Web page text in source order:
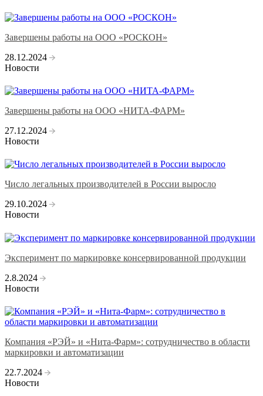
Завершены работы на ООО «РОСКОН»
28.12.2024
Новости
Завершены работы на ООО «НИТА-ФАРМ»
27.12.2024
Новости
Число легальных производителей в России выросло
29.10.2024
Новости
Эксперимент по маркировке консервированной продукции
2.8.2024
Новости
Компания «РЭЙ» и «Нита-Фарм»: сотрудничество в области
маркировки и автоматизации
22.7.2024
Новости